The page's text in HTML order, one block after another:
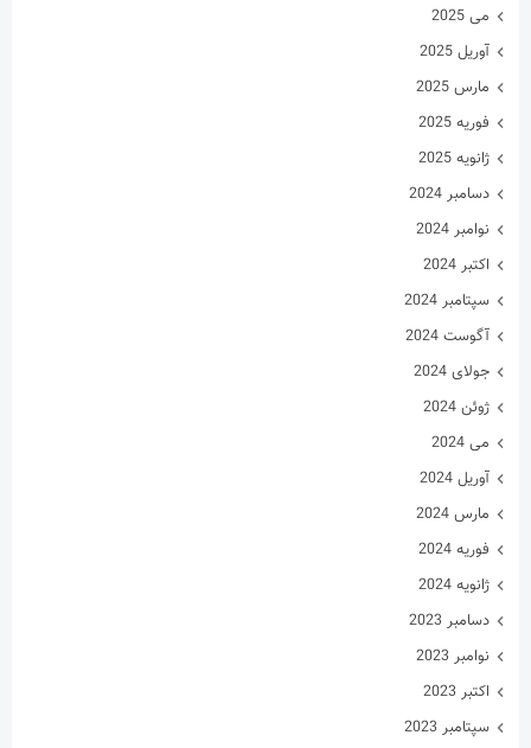
می 2025
آوریل 2025
مارس 2025
فوریه 2025
ژانویه 2025
دسامبر 2024
نوامبر 2024
اکتبر 2024
سپتامبر 2024
آگوست 2024
جولای 2024
ژوئن 2024
می 2024
آوریل 2024
مارس 2024
فوریه 2024
ژانویه 2024
دسامبر 2023
نوامبر 2023
اکتبر 2023
سپتامبر 2023